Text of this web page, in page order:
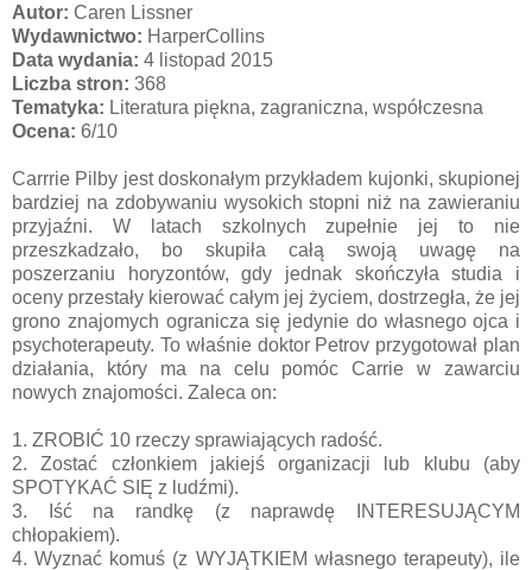
Autor: Caren Lissner
Wydawnictwo: HarperCollins
Data wydania: 4 listopad 2015
Liczba stron: 368
Tematyka: Literatura piękna, zagraniczna, współczesna
Ocena: 6/10
Carrrie Pilby jest doskonałym przykładem kujonki, skupionej
bardziej na zdobywaniu wysokich stopni niż na zawieraniu
przyjaźni. W latach szkolnych zupełnie jej to nie
przeszkadzało, bo skupiła całą swoją uwagę na
poszerzaniu horyzontów, gdy jednak skończyła studia i
oceny przestały kierować całym jej życiem, dostrzegła, że jej
grono znajomych ogranicza się jedynie do własnego ojca i
psychoterapeuty. To właśnie doktor Petrov przygotował plan
działania, który ma na celu pomóc Carrie w zawarciu
nowych znajomości. Zaleca on:
1. ZROBIĆ 10 rzeczy sprawiających radość.
2. Zostać członkiem jakiejś organizacji lub klubu (aby
SPOTYKAĆ SIĘ z ludźmi).
3. Iść na randkę (z naprawdę INTERESUJĄCYM
chłopakiem).
4. Wyznać komuś (z WYJĄTKIEM własnego terapeuty), ile